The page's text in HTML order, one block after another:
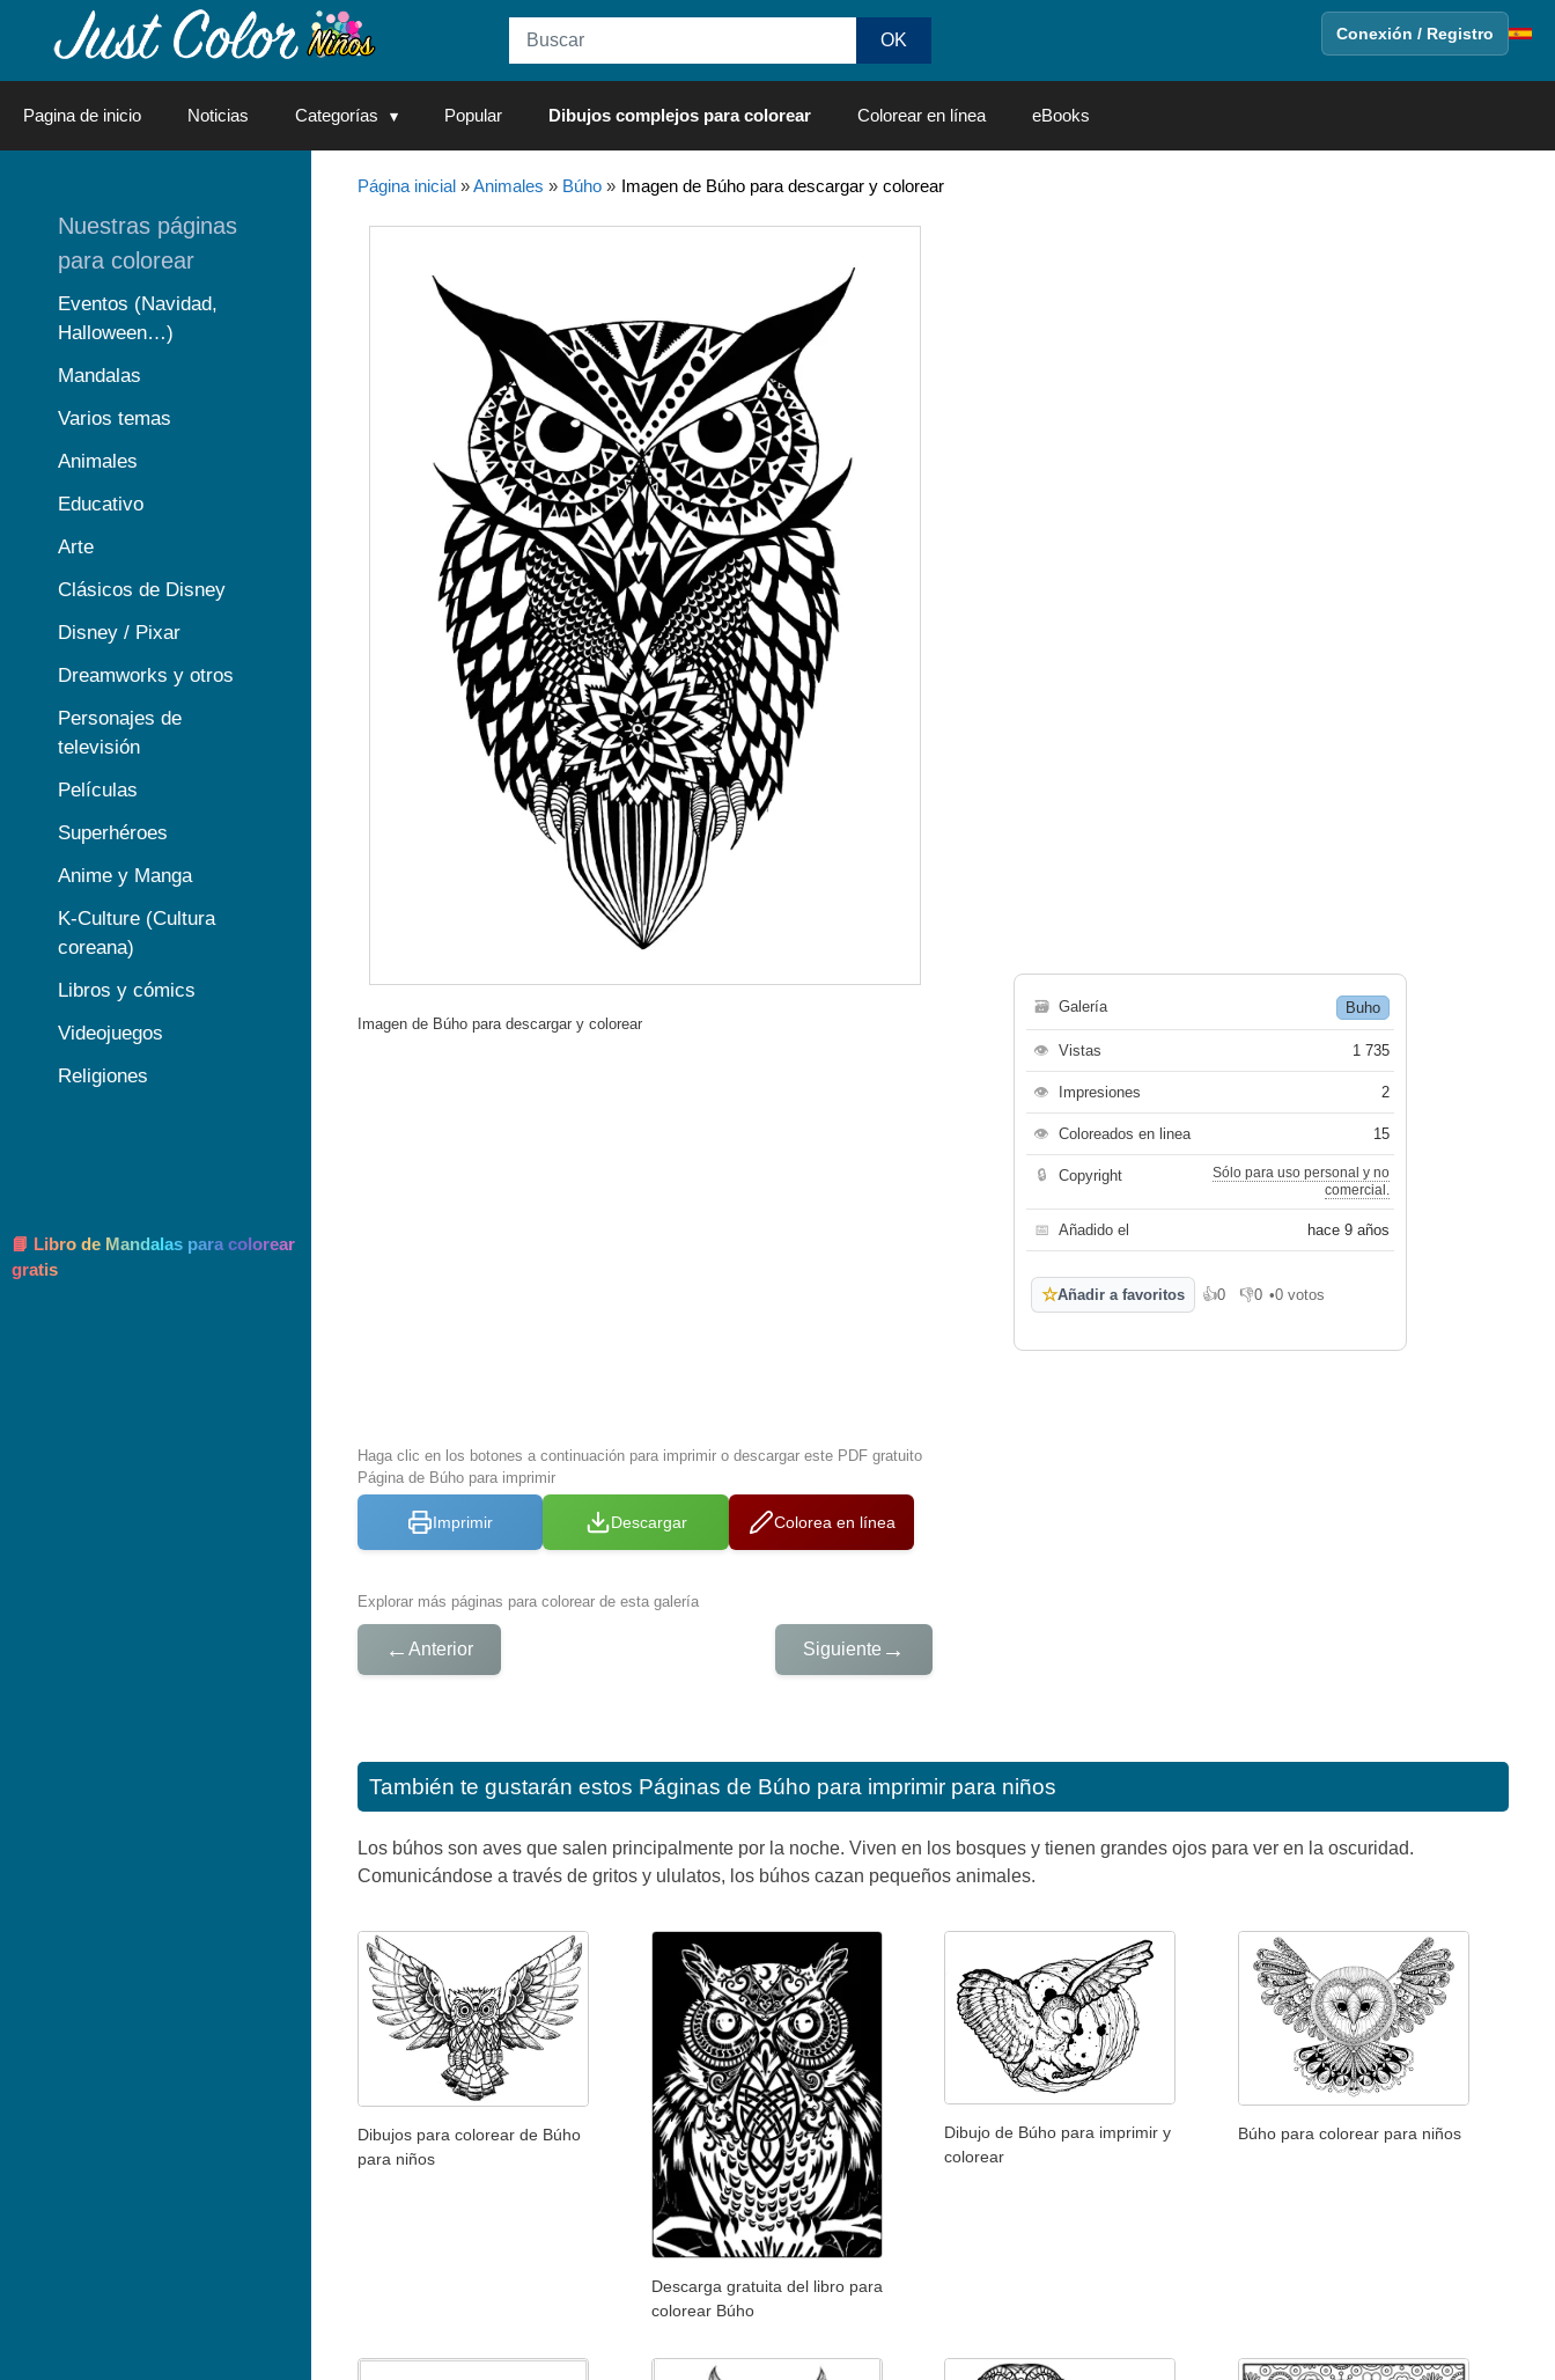
Conexión / Registro
Pagina de inicio Noticias Categorías Popular Dibujos complejos para colorear Colorear en línea eBooks
Página inicial»Animales » Búho» Imagen de Búho para descargar y colorear
Imagen de Búho para descargar y colorear
Haga clic en los botones a continuación para imprimir o descargar este PDF gratuito
Página de Búho para imprimir
Imprimir Descargar Colorea en línea
Explorar más páginas para colorear de esta galería
← Anterior Siguiente →
🗃 Galería Buho
👁 Vistas 1 735
👁 Impresiones 2
👁 Coloreados en linea 15
🔒 Copyright
Sólo para uso personal y no
comercial.
📅 Añadido el hace 9 años
☆Añadir a favoritos 👍0
Me gusta
👎0
No me gusta
•0 votos
También te gustarán estos Páginas de Búho para imprimir para niños
Los búhos son aves que salen principalmente por la noche. Viven en los bosques y tienen grandes ojos para ver en la oscuridad.
Comunicándose a través de gritos y ululatos, los búhos cazan pequeños animales.
Dibujos para colorear de Búho
para niños
Descarga gratuita del libro para
colorear Búho
Dibujo de Búho para imprimir y
colorear
Búho para colorear para niños
Nuestras páginas
para colorear
Eventos (Navidad,
Halloween…)
Mandalas
Varios temas
Animales
Educativo
Arte
Clásicos de Disney
Disney / Pixar
Dreamworks y otros
Personajes de
televisión
Películas
Superhéroes
Anime y Manga
K-Culture (Cultura
coreana)
Libros y cómics
Videojuegos
Religiones
📘 Libro de Mandalas para colorear
gratis